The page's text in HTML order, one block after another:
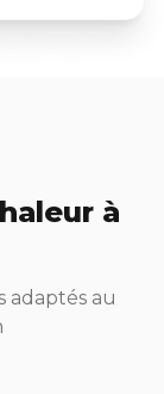
à
adaptés au